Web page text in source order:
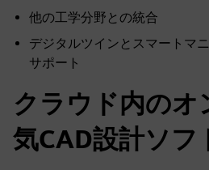
他の工学分野との統合
デジタルツインとスマートマ
サポート
クラウド内のオ
気CAD設計ソフ